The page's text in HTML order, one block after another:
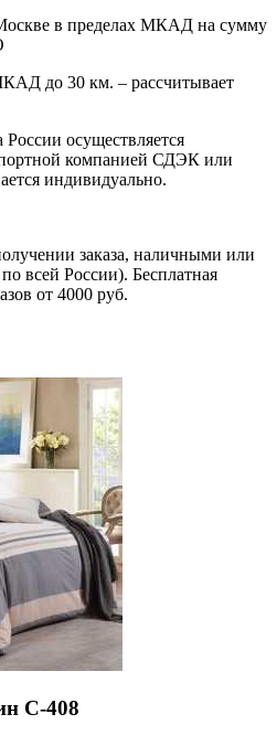
в пределах МКАД на сумму
до 30 км. – рассчитывает
России осуществляется
компанией СДЭК или
индивидуально.
заказа, наличными или
всей России). Бесплатная
от 4000 руб.
С-408